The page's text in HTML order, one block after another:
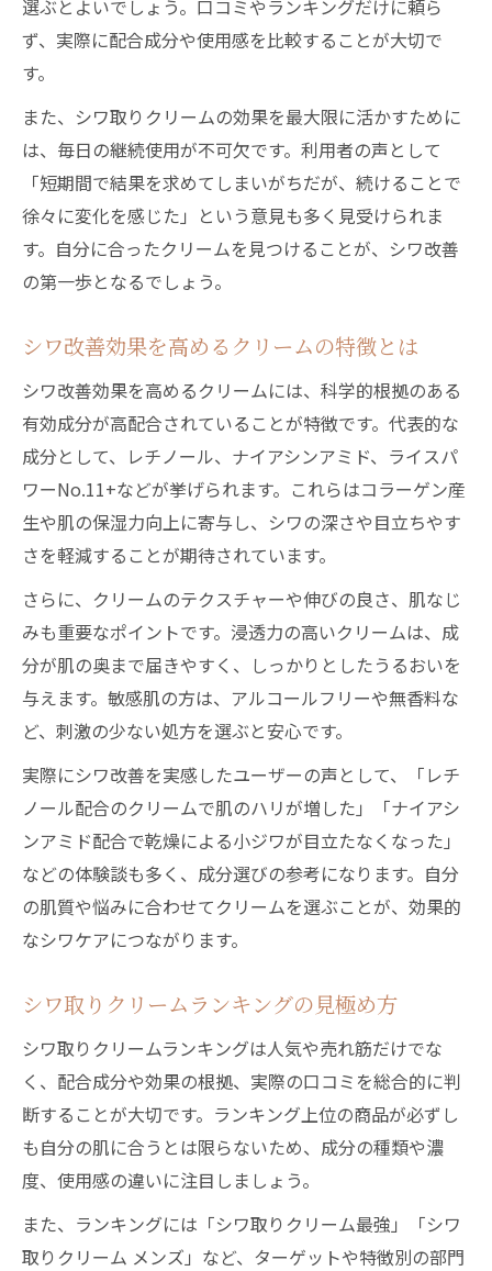
選ぶとよいでしょう。口コミやランキングだけに頼ら
ず、実際に配合成分や使用感を比較することが大切で
す。
また、シワ取りクリームの効果を最大限に活かすために
は、毎日の継続使用が不可欠です。利用者の声として
「短期間で結果を求めてしまいがちだが、続けることで
徐々に変化を感じた」という意見も多く見受けられま
す。自分に合ったクリームを見つけることが、シワ改善
の第一歩となるでしょう。
シワ改善効果を高めるクリームの特徴とは
シワ改善効果を高めるクリームには、科学的根拠のある
有効成分が高配合されていることが特徴です。代表的な
成分として、レチノール、ナイアシンアミド、ライスパ
ワーNo.11+などが挙げられます。これらはコラーゲン産
生や肌の保湿力向上に寄与し、シワの深さや目立ちやす
さを軽減することが期待されています。
さらに、クリームのテクスチャーや伸びの良さ、肌なじ
みも重要なポイントです。浸透力の高いクリームは、成
分が肌の奥まで届きやすく、しっかりとしたうるおいを
与えます。敏感肌の方は、アルコールフリーや無香料な
ど、刺激の少ない処方を選ぶと安心です。
実際にシワ改善を実感したユーザーの声として、「レチ
ノール配合のクリームで肌のハリが増した」「ナイアシ
ンアミド配合で乾燥による小ジワが目立たなくなった」
などの体験談も多く、成分選びの参考になります。自分
の肌質や悩みに合わせてクリームを選ぶことが、効果的
なシワケアにつながります。
シワ取りクリームランキングの見極め方
シワ取りクリームランキングは人気や売れ筋だけでな
く、配合成分や効果の根拠、実際の口コミを総合的に判
断することが大切です。ランキング上位の商品が必ずし
も自分の肌に合うとは限らないため、成分の種類や濃
度、使用感の違いに注目しましょう。
また、ランキングには「シワ取りクリーム最強」「シワ
取りクリーム メンズ」など、ターゲットや特徴別の部門